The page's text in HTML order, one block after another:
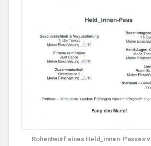
Rohentwurf eines Held_innen-Passes